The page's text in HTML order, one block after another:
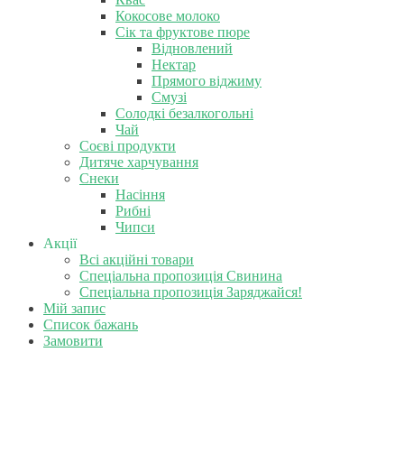
Кокосове молоко
Сік та фруктове пюре
Відновлений
Нектар
Прямого віджиму
Смузі
Солодкі безалкогольні
Чай
Соєві продукти
Дитяче харчування
Снеки
Насіння
Рибні
Чипси
Акції
Всі акційні товари
Спеціальна пропозиція Свинина
Спеціальна пропозиція Заряджайся!
Мій запис
Список бажань
Замовити